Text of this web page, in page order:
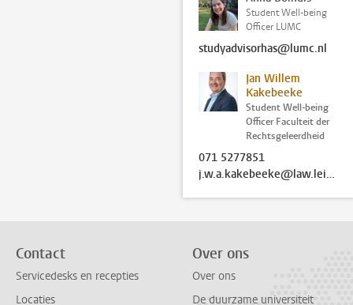
Student Well-being
Officer LUMC
studyadvisorhas@lumc.nl
Jan Willem
Kakebeeke
Student Well-being
Officer Faculteit der
Rechtsgeleerdheid
071 5277851
j.w.a.kakebeeke@law.leidenuniv.nl
Contact
Servicedesks en recepties
Locaties
Over ons
Over ons
De duurzame universiteit